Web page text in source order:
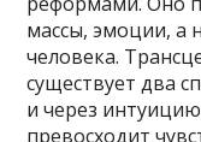
массы, эмоции, а
человека.
существует два
и через
превосходит